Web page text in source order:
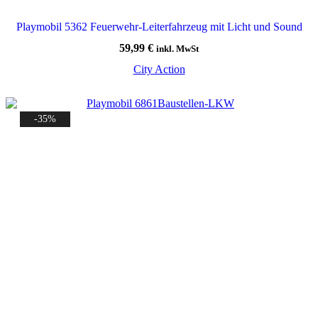
Playmobil 5362 Feuerwehr-Leiterfahrzeug mit Licht und Sound
59,99 € inkl. MwSt
City Action
-35%